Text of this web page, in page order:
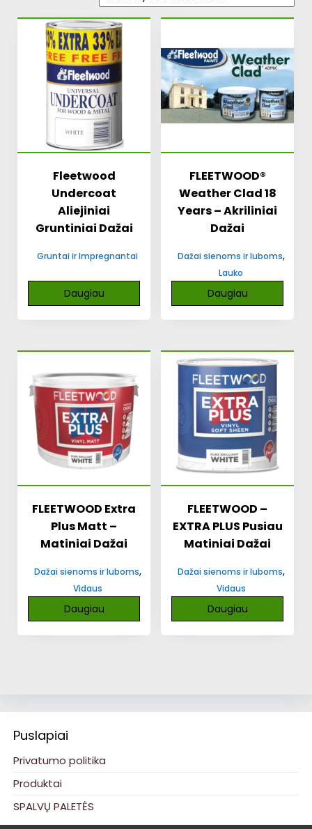
Fleetwood
Undercoat
Aliejiniai
Gruntiniai Dažai
Gruntai ir Impregnantai
Daugiau
FLEETWOOD®
Weather Clad 18
Years – Akriliniai
Dažai
Dažai sienoms ir luboms,
Lauko
Daugiau
FLEETWOOD Extra
Plus Matt –
Matiniai Dažai
Dažai sienoms ir luboms,
Vidaus
Daugiau
FLEETWOOD –
EXTRA PLUS Pusiau
Matiniai Dažai
Dažai sienoms ir luboms,
Vidaus
Daugiau
Puslapiai
Privatumo politika
Produktai
SPALVŲ PALETĖS